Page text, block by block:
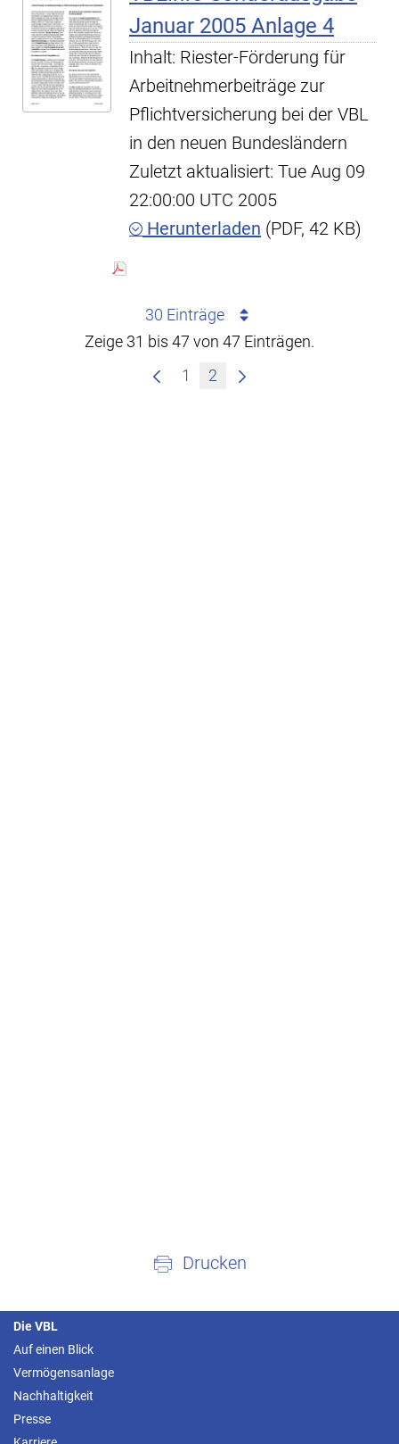
Januar 2005 Anlage 4
Inhalt: Riester-Förderung für
Arbeitnehmerbeiträge zur
Pflichtversicherung bei der VBL
in den neuen Bundesländern
Zuletzt aktualisiert: Tue Aug 09
22:00:00 UTC 2005
Herunterladen (PDF, 42 KB)
30 Einträge
Zeige 31 bis 47 von 47 Einträgen.
1
2
Drucken
Die VBL
Auf einen Blick
Vermögensanlage
Nachhaltigkeit
Presse